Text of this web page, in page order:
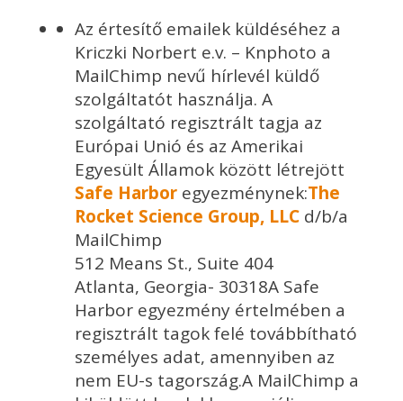
Az értesítő emailek küldéséhez a
Kriczki Norbert e.v. – Knphoto a
MailChimp nevű hírlevél küldő
szolgáltatót használja. A
szolgáltató regisztrált tagja az
Európai Unió és az Amerikai
Egyesült Államok között létrejött
Safe Harboregyezménynek:The
Rocket Science Group, LLCd/b/a
MailChimp
512 Means St., Suite 404
Atlanta, Georgia- 30318A Safe
Harbor egyezmény értelmében a
regisztrált tagok felé továbbítható
személyes adat, amennyiben az
nem EU-s tagország.A MailChimp a